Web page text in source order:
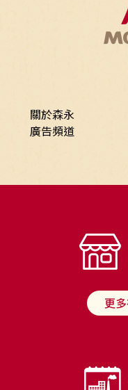
關於森永
廣告頻道